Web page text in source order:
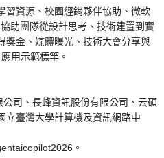
習資源、校園經銷夥伴協助、微軟
助團隊從設計思考、技術建置到實
獎金、媒體曝光、技術大會分享與
用示範標竿。
司、長峰資訊股份有限公司、云碩
立臺灣大學計算機及資訊網路中
。